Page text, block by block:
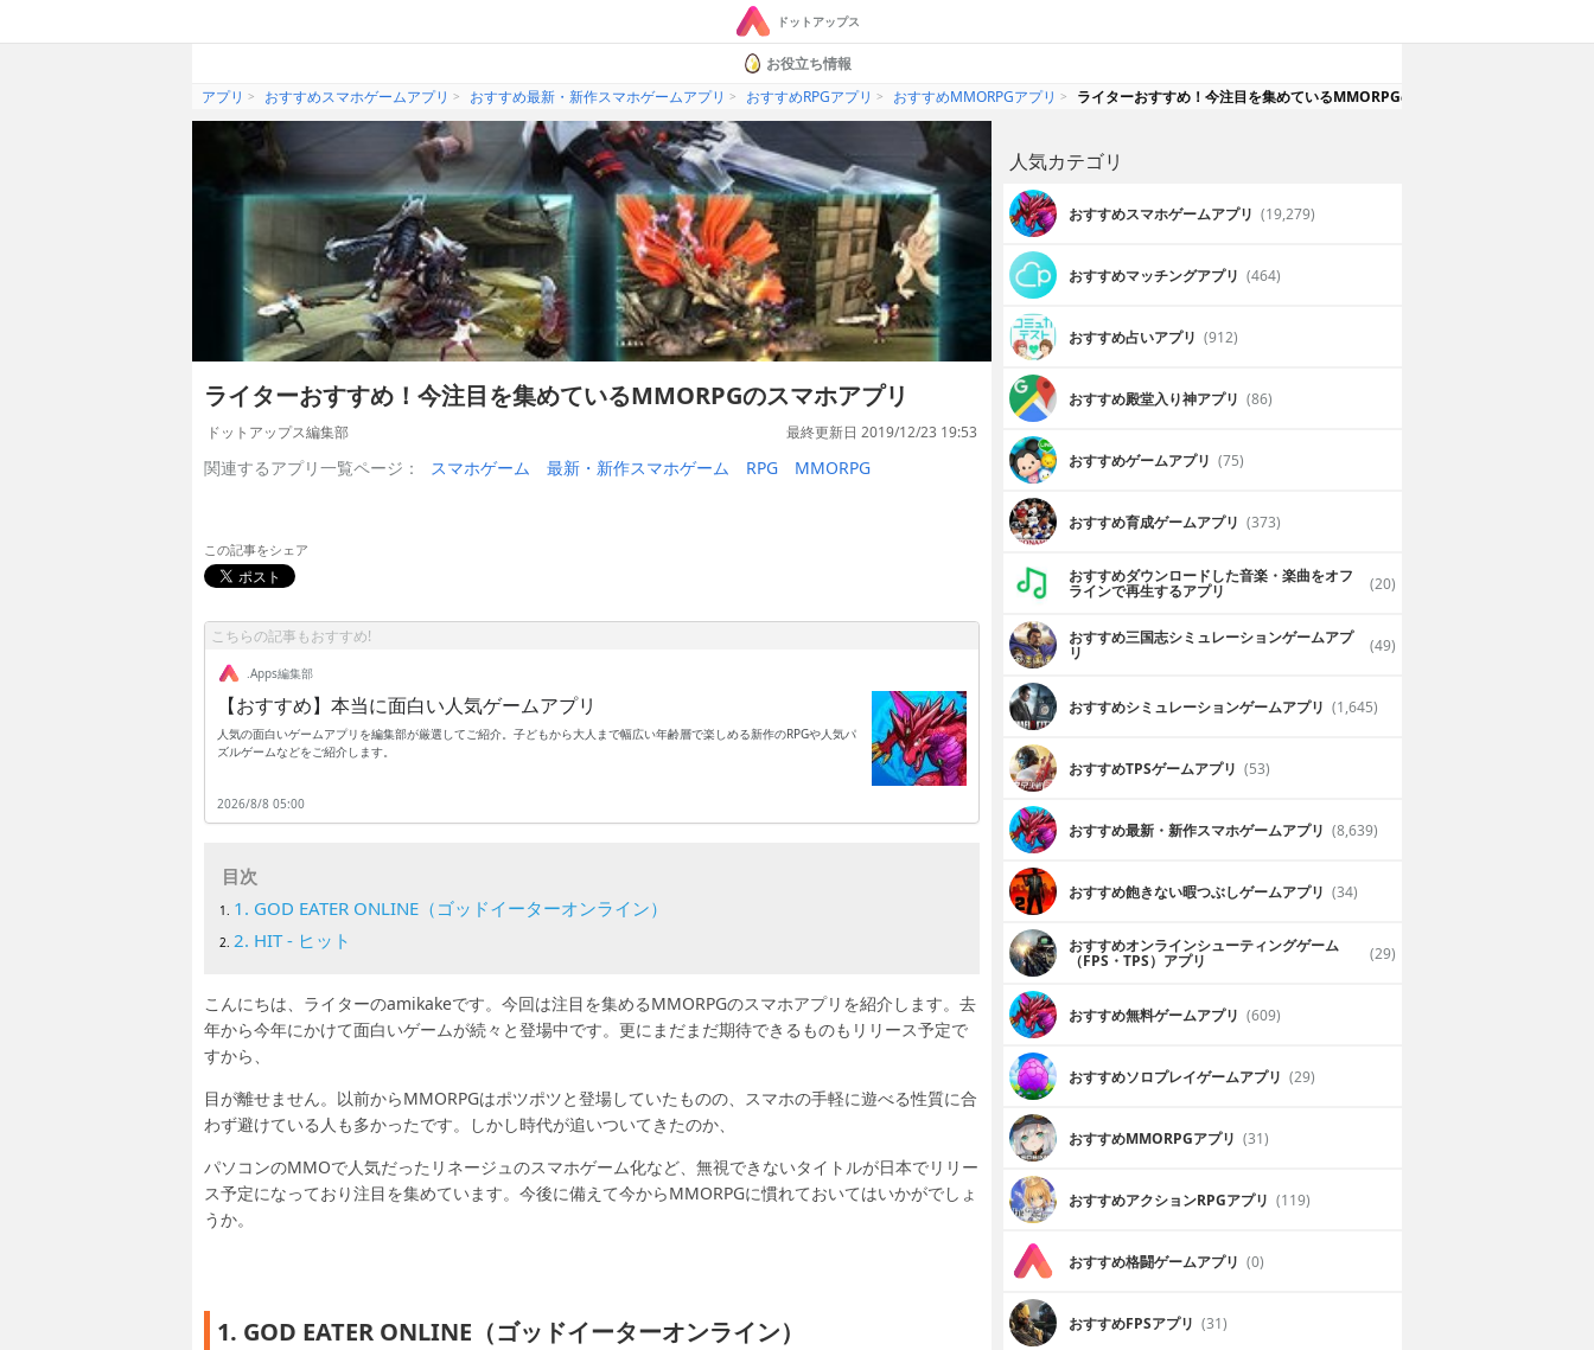
ドットアップス
お役立ち情報
アプリ
おすすめスマホゲームアプリ おすすめ最新・新作スマホゲームアプリ おすすめRPGアプリ おすすめ MMORPGアプリ ライターおすすめ！今注目を集めているMMORPGのスマホアプリ
ライターおすすめ！今注目を集めているMMORPGのスマホアプリ
ドットアップス編集部 最終更新日 2019/12/23 19:53
関連するアプリ一覧ページ： スマホゲーム 最新・新作スマホゲーム RPG MMORPG
この記事をシェア
こちらの記事もおすすめ!
.Apps編集部
【おすすめ】本当に面白い人気ゲームアプリ
人気の面白いゲームアプリを編集部が厳選してご紹介。子どもから大人まで幅広い年齢層で楽しめる新作のRPGや人気パ
ズルゲームなどをご紹介します。
2026/8/8 05:00
目次
1. GOD EATER ONLINE（ゴッドイーターオンライン）
2. HIT - ヒット
こんにちは、ライターのamikakeです。今回は注目を集めるMMORPGのスマホアプリを紹介します。去
年から今年にかけて面白いゲームが続々と登場中です。更にまだまだ期待できるものもリリース予定で
すから、
目が離せません。以前からMMORPGはポツポツと登場していたものの、スマホの手軽に遊べる性質に合
わず避けている人も多かったです。しかし時代が追いついてきたのか、
パソコンのMMOで人気だったリネージュのスマホゲーム化など、無視できないタイトルが日本でリリー
ス予定になっており注目を集めています。今後に備えて今からMMORPGに慣れておいてはいかがでしょ
うか。
1. GOD EATER ONLINE（ゴッドイーターオンライン）
人気カテゴリ
おすすめスマホゲームアプリ (19,279)
おすすめマッチングアプリ (464)
おすすめ占いアプリ (912)
おすすめ殿堂入り神アプリ (86)
おすすめゲームアプリ (75)
おすすめ育成ゲームアプリ (373)
おすすめダウンロードした音楽・楽曲をオフ
ラインで再生するアプリ (20)
おすすめ三国志シミュレーションゲームアプ
リ (49)
おすすめシミュレーションゲームアプリ (1,645)
おすすめTPSゲームアプリ (53)
おすすめ最新・新作スマホゲームアプリ (8,639)
おすすめ飽きない暇つぶしゲームアプリ (34)
おすすめオンラインシューティングゲーム
（FPS・TPS）アプリ (29)
おすすめ無料ゲームアプリ (609)
おすすめソロプレイゲームアプリ (29)
おすすめ MMORPGアプリ (31)
おすすめアクションRPGアプリ (119)
おすすめ格闘ゲームアプリ (0)
おすすめFPSアプリ (31)